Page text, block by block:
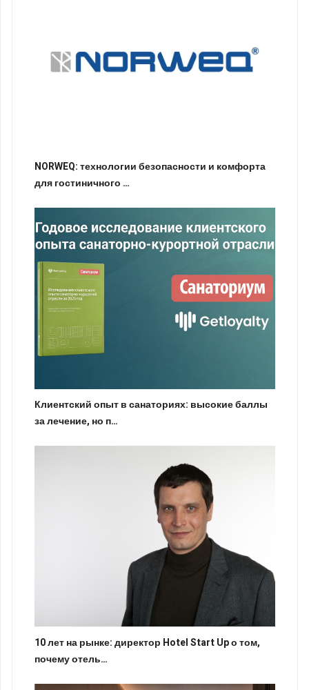
NORWEQ: технологии безопасности и комфорта
для гостиничного …
Клиентский опыт в санаториях: высокие баллы
за лечение, но п…
10 лет на рынке: директор Hotel Start Up о том,
почему отель…